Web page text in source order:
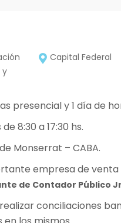
y
Capital Federal
presencial y 1 día de
8:30 a 17:30 hs.
Monserrat – CABA.
empresa de
de Contador Público Jr
conciliaciones